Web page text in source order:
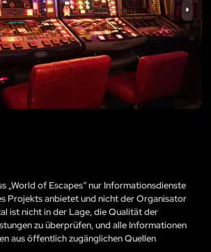
„World of Escapes“ nur Informationsdienste
Projekts anbietet und nicht der Organisator
ist nicht in der Lage, die Qualität der
zu überprüfen, und alle Informationen
aus öffentlich zugänglichen Quellen